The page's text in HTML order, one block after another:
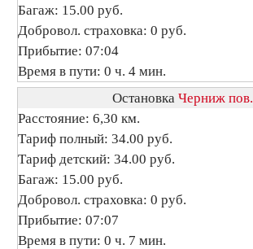
Багаж: 15.00 руб.
Добровол. страховка: 0 руб.
Прибытие: 07:04
Время в пути: 0 ч. 4 мин.
Остановка Черниж пов.
Расстояние: 6,30 км.
Тариф полный: 34.00 руб.
Тариф детский: 34.00 руб.
Багаж: 15.00 руб.
Добровол. страховка: 0 руб.
Прибытие: 07:07
Время в пути: 0 ч. 7 мин.